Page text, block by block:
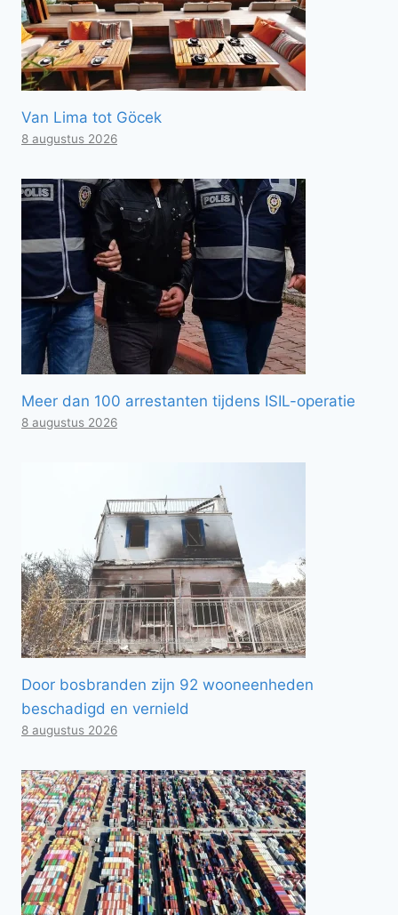
Van Lima tot Göcek
8 augustus 2026
Meer dan 100 arrestanten tijdens ISIL-operatie
8 augustus 2026
Door bosbranden zijn 92 wooneenheden
beschadigd en vernield
8 augustus 2026